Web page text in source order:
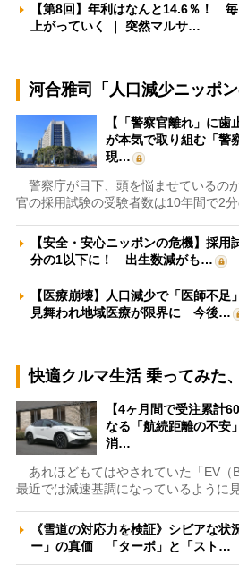
【第8回】年利はなんと14.6％！
上がっていく ｜ 突然マルサ…
河合雅司「人口減少ニッポン
【「警察官離れ」に
が本気で取り組む「
現…
警察庁が目下、頭を悩ませているの
官の採用試験の受験者数は10年間で2
【安全・安心ニッポンの危機】採
分の1以下に！ 出生数減がも…
【医療崩壊】人口減少で「医師不
見舞われ地域医療が限界に 今後…
快適クルマ生活 乗ってみた
【4ヶ月間で受注累計
なる「航続距離の不安
消…
あれほどもてはやされていた「EV（
最近では減速基調になっているように
《雪道の対応力を検証》シビアな状
ー」の真価 「ターボ」と「スト…